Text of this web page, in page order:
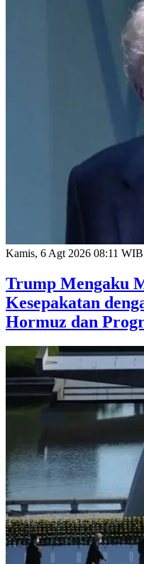
Kamis, 6 Agt 2026 08:11 WIB
Trump Mengaku
Kesepakatan
Hormuz dan